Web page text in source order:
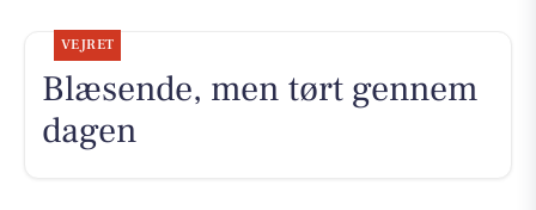
VEJRET
Blæsende, men tørt gennem
dagen